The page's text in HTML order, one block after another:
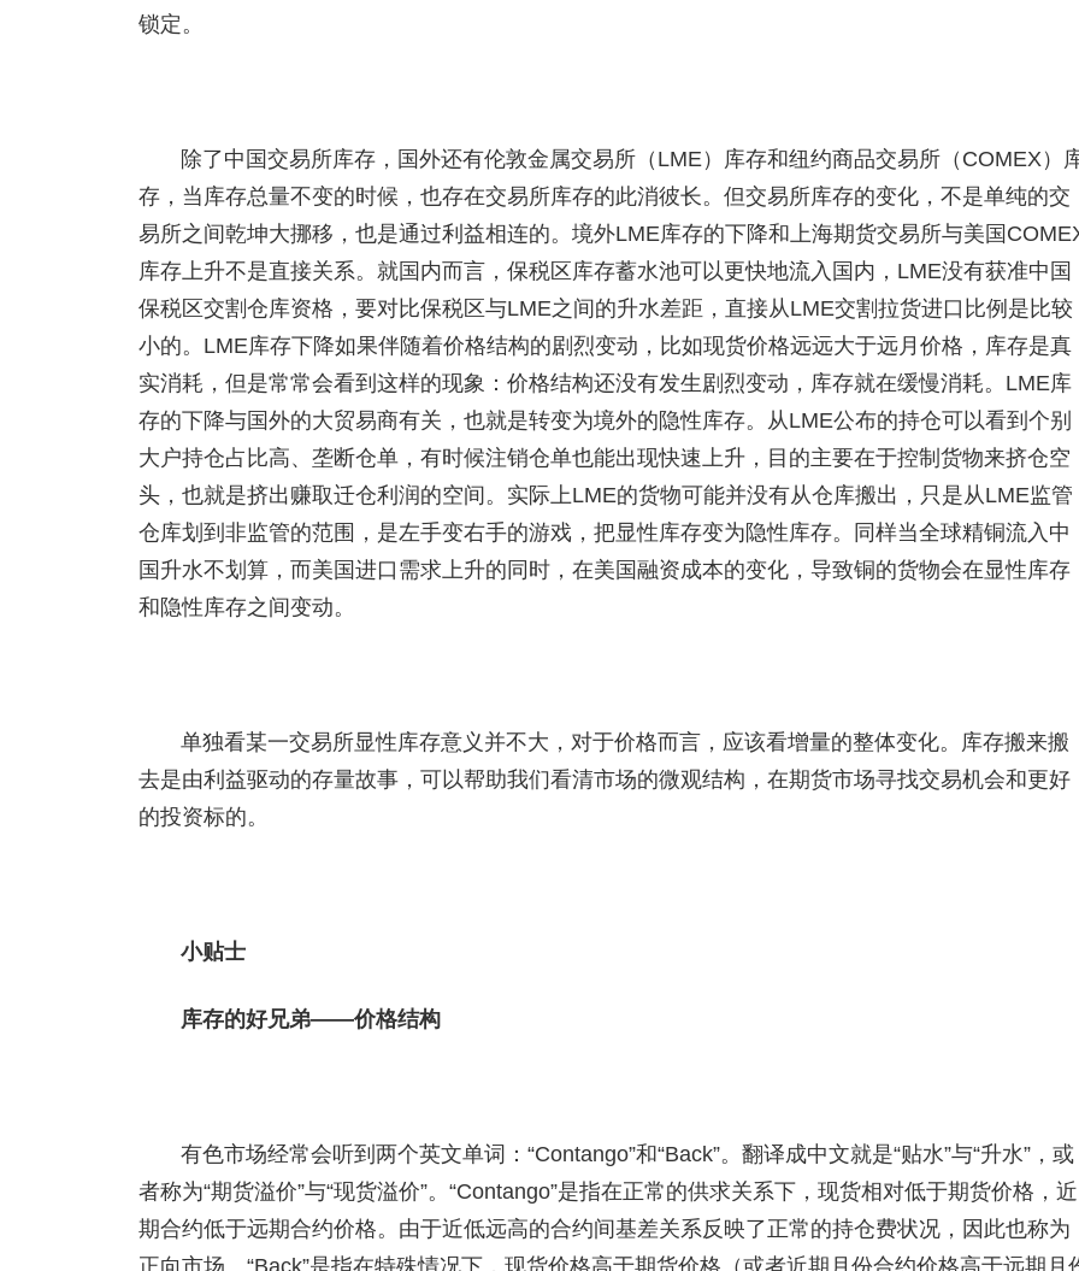
锁定。
除了中国交易所库存，国外还有伦敦金属交易所（LME）库存和纽约商品交易所（COMEX）
存，当库存总量不变的时候，也存在交易所库存的此消彼长。但交易所库存的变化，不是单纯的交
易所之间乾坤大挪移，也是通过利益相连的。境外LME库存的下降和上海期货交易所与美国
库存上升不是直接关系。就国内而言，保税区库存蓄水池可以更快地流入国内，LME没有获准中国
保税区交割仓库资格，要对比保税区与LME之间的升水差距，直接从LME交割拉货进口比例是比较
小的。LME库存下降如果伴随着价格结构的剧烈变动，比如现货价格远远大于远月价格，库存是真
实消耗，但是常常会看到这样的现象：价格结构还没有发生剧烈变动，库存就在缓慢消耗。LME库
存的下降与国外的大贸易商有关，也就是转变为境外的隐性库存。从LME公布的持仓可以看到个别
大户持仓占比高、垄断仓单，有时候注销仓单也能出现快速上升，目的主要在于控制货物来挤仓空
头，也就是挤出赚取迁仓利润的空间。实际上LME的货物可能并没有从仓库搬出，只是从LME监管
仓库划到非监管的范围，是左手变右手的游戏，把显性库存变为隐性库存。同样当全球精铜流入中
国升水不划算，而美国进口需求上升的同时，在美国融资成本的变化，导致铜的货物会在显性库存
和隐性库存之间变动。
单独看某一交易所显性库存意义并不大，对于价格而言，应该看增量的整体变化。库存搬来搬
去是由利益驱动的存量故事，可以帮助我们看清市场的微观结构，在期货市场寻找交易机会和更好
的投资标的。
小贴士
库存的好兄弟——价格结构
有色市场经常会听到两个英文单词：“Contango”和“Back”。翻译成中文就是“贴水”与“升水”，或
者称为“期货溢价”与“现货溢价”。“Contango”是指在正常的供求关系下，现货相对低于期货价格，近
期合约低于远期合约价格。由于近低远高的合约间基差关系反映了正常的持仓费状况，因此也称为
正向市场。“Back”是指在特殊情况下，现货价格高于期货价格（或者近期月份合约价格高于远期月